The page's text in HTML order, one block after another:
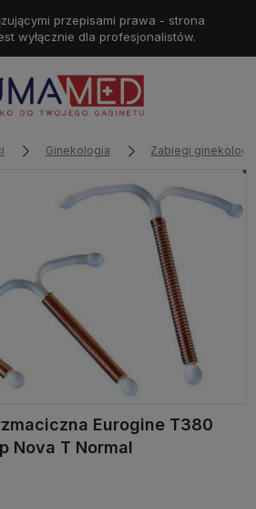
przepisami prawa - strona
wyłącznie dla profesjonalistów.
Ginekologia Zabiegi
Eurogine T380
Nova T Normal